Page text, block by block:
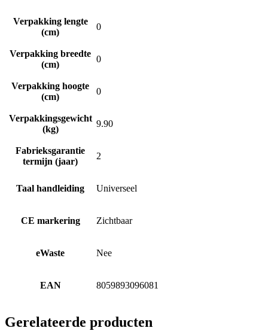
Verpakking lengte
(cm)
0
Verpakking breedte
(cm)
0
Verpakking hoogte
(cm)
0
Verpakkingsgewicht
(kg)
9.90
Fabrieksgarantie
termijn (jaar)
2
Taal handleiding Universeel
CE markering Zichtbaar
eWaste Nee
EAN 8059893096081
Gerelateerde producten